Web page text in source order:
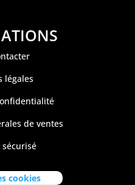
légales
de ventes
sécurisé
cookies